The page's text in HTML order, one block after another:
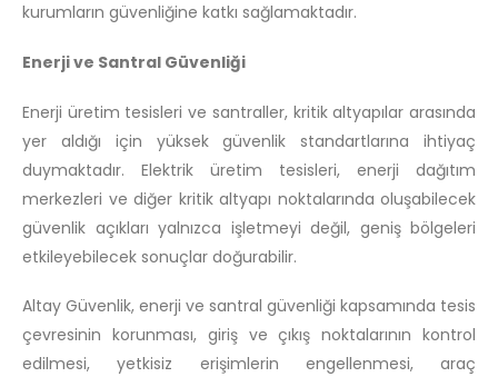
kurumların güvenliğine katkı sağlamaktadır.
Enerji ve Santral Güvenliği
Enerji üretim tesisleri ve santraller, kritik altyapılar arasında
yer aldığı için yüksek güvenlik standartlarına ihtiyaç
duymaktadır. Elektrik üretim tesisleri, enerji dağıtım
merkezleri ve diğer kritik altyapı noktalarında oluşabilecek
güvenlik açıkları yalnızca işletmeyi değil, geniş bölgeleri
etkileyebilecek sonuçlar doğurabilir.
Altay Güvenlik, enerji ve santral güvenliği kapsamında tesis
çevresinin korunması, giriş ve çıkış noktalarının kontrol
edilmesi, yetkisiz erişimlerin engellenmesi, araç